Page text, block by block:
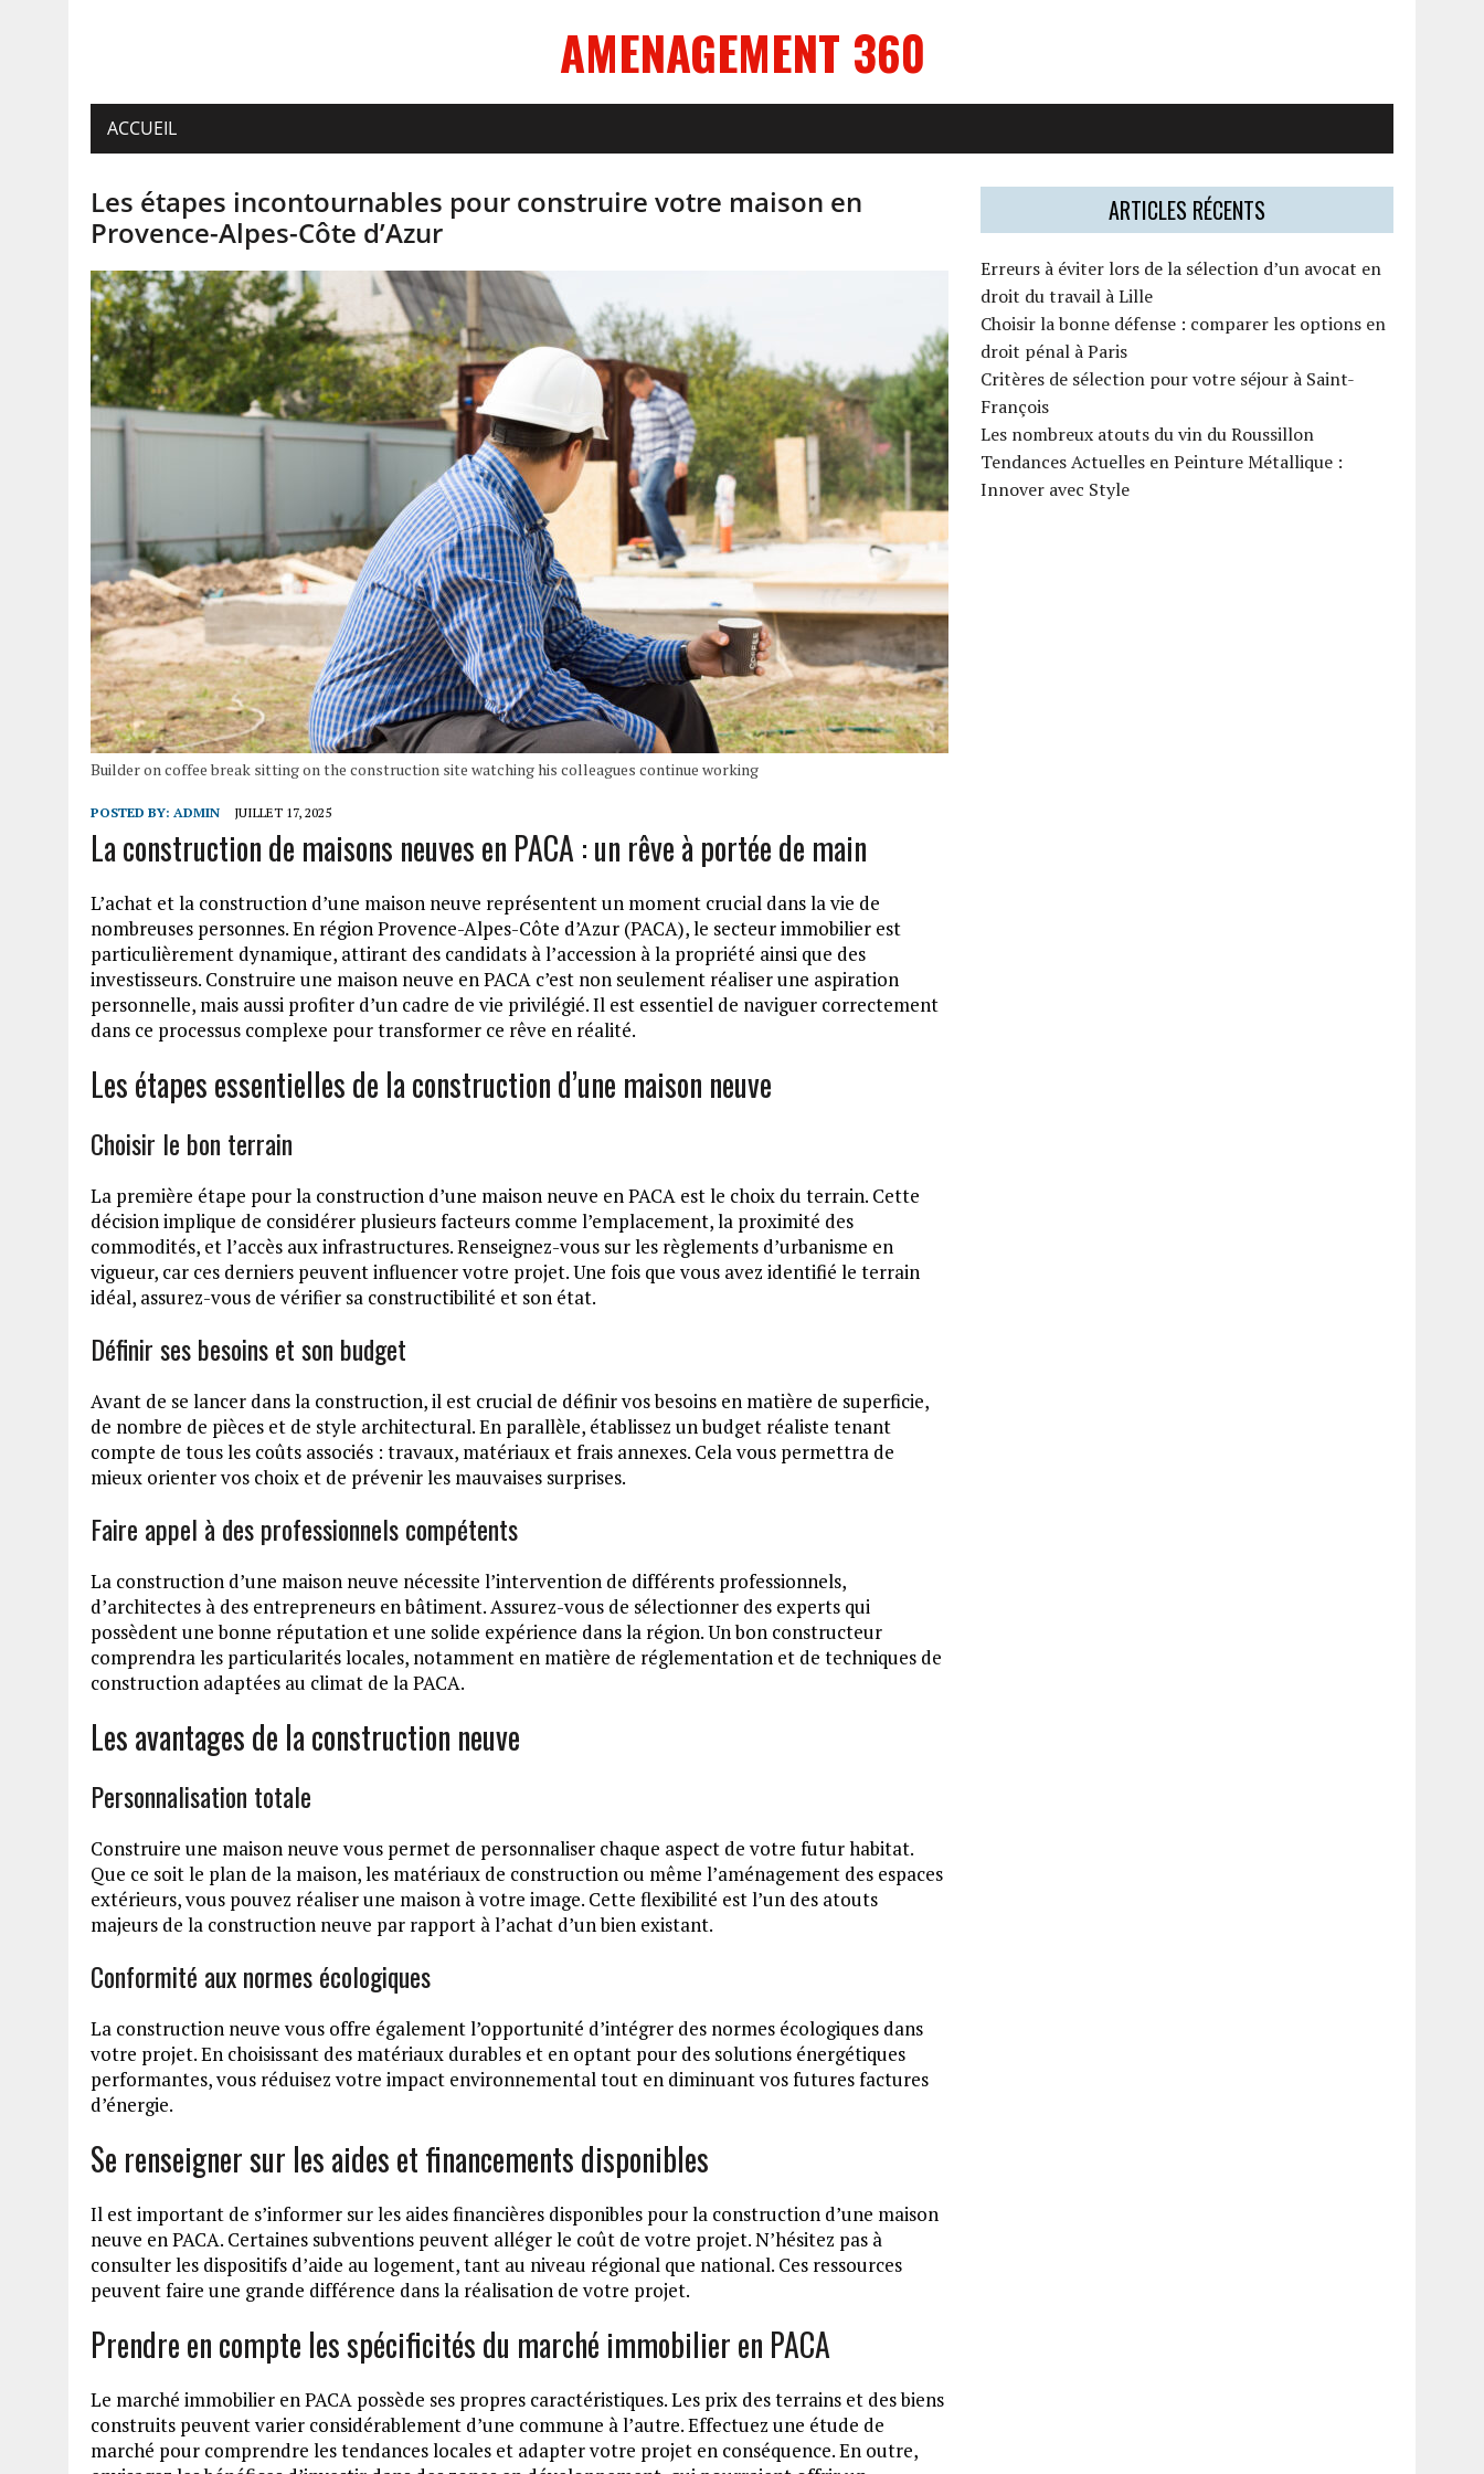
AMENAGEMENT 360
ACCUEIL
Les étapes incontournables pour construire votre maison en
Provence-Alpes-Côte d’Azur
Builder on coffee break sitting on the construction site watching his colleagues continue working
POSTED BY: ADMIN JUILLET 17, 2025
La construction de maisons neuves en PACA : un rêve à portée de main
L’achat et la construction d’une maison neuve représentent un moment crucial dans la vie de
nombreuses personnes. En région Provence-Alpes-Côte d’Azur (PACA), le secteur immobilier est
particulièrement dynamique, attirant des candidats à l’accession à la propriété ainsi que des
investisseurs. Construire une maison neuve en PACA c’est non seulement réaliser une aspiration
personnelle, mais aussi profiter d’un cadre de vie privilégié. Il est essentiel de naviguer correctement
dans ce processus complexe pour transformer ce rêve en réalité.
Les étapes essentielles de la construction d’une maison neuve
Choisir le bon terrain
La première étape pour la construction d’une maison neuve en PACA est le choix du terrain. Cette
décision implique de considérer plusieurs facteurs comme l’emplacement, la proximité des
commodités, et l’accès aux infrastructures. Renseignez-vous sur les règlements d’urbanisme en
vigueur, car ces derniers peuvent influencer votre projet. Une fois que vous avez identifié le terrain
idéal, assurez-vous de vérifier sa constructibilité et son état.
Définir ses besoins et son budget
Avant de se lancer dans la construction, il est crucial de définir vos besoins en matière de superficie,
de nombre de pièces et de style architectural. En parallèle, établissez un budget réaliste tenant
compte de tous les coûts associés : travaux, matériaux et frais annexes. Cela vous permettra de
mieux orienter vos choix et de prévenir les mauvaises surprises.
Faire appel à des professionnels compétents
La construction d’une maison neuve nécessite l’intervention de différents professionnels,
d’architectes à des entrepreneurs en bâtiment. Assurez-vous de sélectionner des experts qui
possèdent une bonne réputation et une solide expérience dans la région. Un bon constructeur
comprendra les particularités locales, notamment en matière de réglementation et de techniques de
construction adaptées au climat de la PACA.
Les avantages de la construction neuve
Personnalisation totale
Construire une maison neuve vous permet de personnaliser chaque aspect de votre futur habitat.
Que ce soit le plan de la maison, les matériaux de construction ou même l’aménagement des espaces
extérieurs, vous pouvez réaliser une maison à votre image. Cette flexibilité est l’un des atouts
majeurs de la construction neuve par rapport à l’achat d’un bien existant.
Conformité aux normes écologiques
La construction neuve vous offre également l’opportunité d’intégrer des normes écologiques dans
votre projet. En choisissant des matériaux durables et en optant pour des solutions énergétiques
performantes, vous réduisez votre impact environnemental tout en diminuant vos futures factures
d’énergie.
Se renseigner sur les aides et financements disponibles
Il est important de s’informer sur les aides financières disponibles pour la construction d’une maison
neuve en PACA. Certaines subventions peuvent alléger le coût de votre projet. N’hésitez pas à
consulter les dispositifs d’aide au logement, tant au niveau régional que national. Ces ressources
peuvent faire une grande différence dans la réalisation de votre projet.
Prendre en compte les spécificités du marché immobilier en PACA
Le marché immobilier en PACA possède ses propres caractéristiques. Les prix des terrains et des biens
construits peuvent varier considérablement d’une commune à l’autre. Effectuez une étude de
marché pour comprendre les tendances locales et adapter votre projet en conséquence. En outre,
ARTICLES RÉCENTS
Erreurs à éviter lors de la sélection d’un avocat en
droit du travail à Lille
Choisir la bonne défense : comparer les options en
droit pénal à Paris
Critères de sélection pour votre séjour à Saint-
François
Les nombreux atouts du vin du Roussillon
Tendances Actuelles en Peinture Métallique :
Innover avec Style